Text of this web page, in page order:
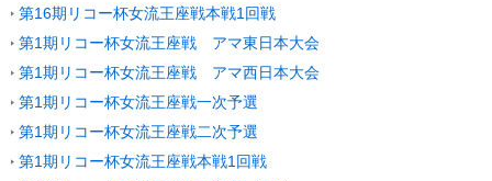
第16期リコー杯女流王座戦本戦1回戦
第1期リコー杯女流王座戦 アマ東日本大会
第1期リコー杯女流王座戦 アマ西日本大会
第1期リコー杯女流王座戦一次予選
第1期リコー杯女流王座戦二次予選
第1期リコー杯女流王座戦本戦1回戦